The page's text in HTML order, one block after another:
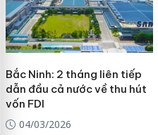
Bắc Ninh: 2 tháng liên tiếp
dẫn đầu cả nước về thu hút
vốn FDI
04/03/2026